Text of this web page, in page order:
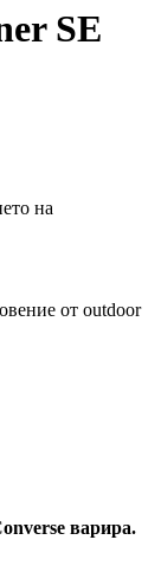
SE
на
от outdoor
варира.